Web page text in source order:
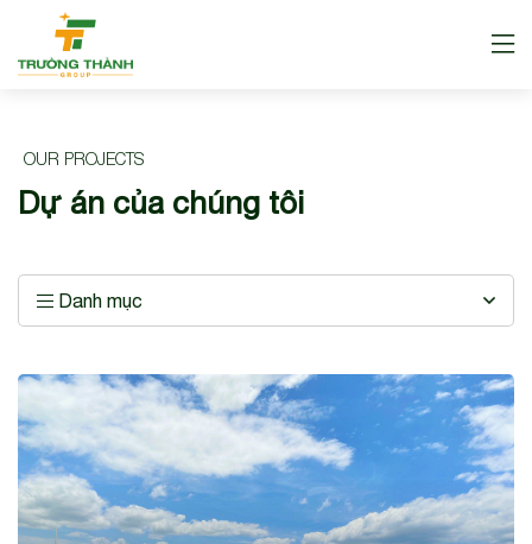
OUR PROJECTS
Dự án của chúng tôi
Danh mục